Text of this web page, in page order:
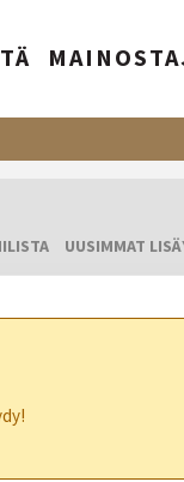
UUSIMMAT